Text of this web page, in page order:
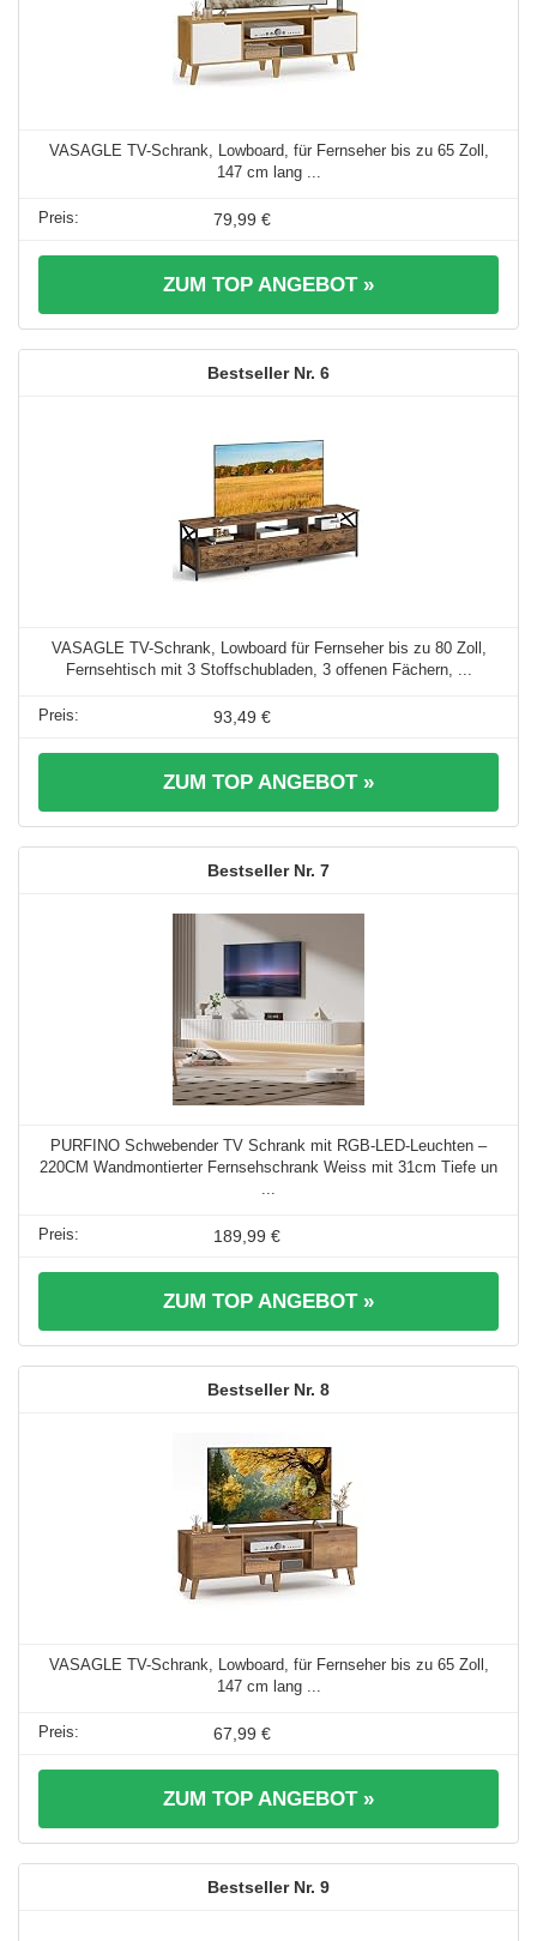
VASAGLE TV-Schrank, Lowboard, für Fernseher bis zu 65 Zoll,
147 cm lang ...
79,99 €
ZUM TOP ANGEBOT »
6
VASAGLE TV-Schrank, Lowboard für Fernseher bis zu 80 Zoll,
Fernsehtisch mit 3 Stoffschubladen, 3 offenen Fächern, ...
93,49 €
ZUM TOP ANGEBOT »
7
PURFINO Schwebender TV Schrank mit RGB-LED-Leuchten –
220CM Wandmontierter Fernsehschrank Weiss mit 31cm Tiefe un
189,99 €
ZUM TOP ANGEBOT »
8
VASAGLE TV-Schrank, Lowboard, für Fernseher bis zu 65 Zoll,
147 cm lang ...
67,99 €
ZUM TOP ANGEBOT »
9